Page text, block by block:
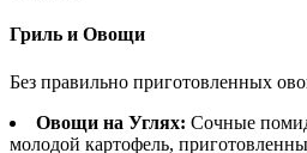
Гриль и Овощи
Без правильно приготовленных
Овощи на Углях: Сочные
молодой картофель,